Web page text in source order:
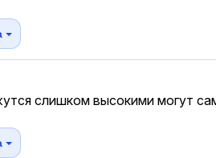
слишком высокими могут